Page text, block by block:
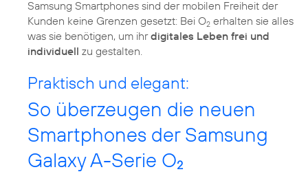
Samsung Smartphones sind der mobilen Freiheit der
Kunden keine Grenzen gesetzt: Bei O2 erhalten sie alles
was sie benötigen, um ihrdigitales Leben frei und
individuell zu gestalten.
Praktisch und elegant:
So überzeugen die neuen
Smartphones der Samsung
Galaxy A-Serie O2